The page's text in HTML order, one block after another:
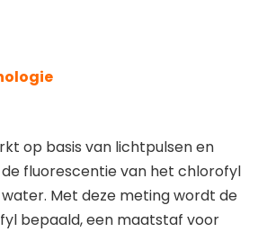
op basis van lichtpulsen en
fluorescentie van het chlorofyl
Met deze meting wordt de
bepaald, een maatstaf voor